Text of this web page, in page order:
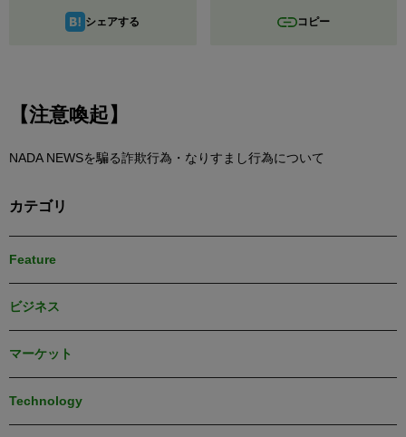
シェアする コピー
【注意喚起】
NADA NEWSを騙る詐欺行為・なりすまし行為について
カテゴリ
Feature
ビジネス
マーケット
Technology